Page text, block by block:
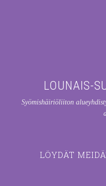
LOUNAIS-
Syömishäiriöliiton
LÖYDÄT